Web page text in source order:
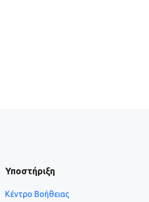
Υποστήριξη
Κέντρο Βοήθειας